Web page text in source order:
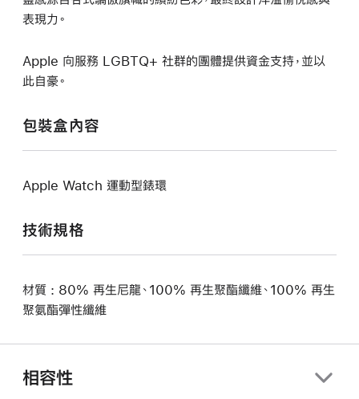
表現力。
Apple 向服務 LGBTQ+ 社群的團體提供資金支持，並以
此自豪。
包裝盒內容
Apple Watch 運動型錶環
技術規格
材質 : 80% 再生尼龍、100% 再生聚酯纖維、100% 再生
聚氨酯彈性纖維
相容性